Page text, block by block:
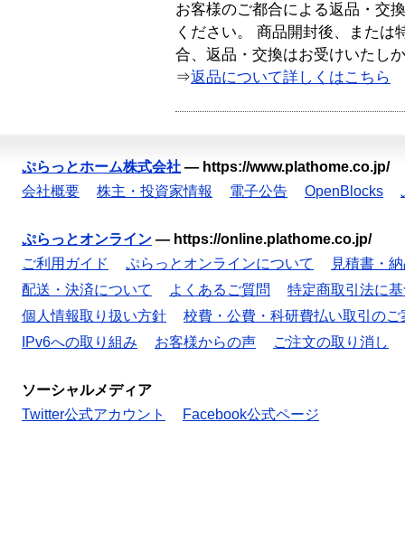
お客様のご都合による返品・交
ください。 商品開封後、または
合、返品・交換はお受けいたし
⇒返品について詳しくはこちら
ぷらっとホーム株式会社 — https://www.plathome.co.jp/
会社概要
株主・投資家情報 電子公告 OpenBlocks
ぷらっとオンライン — https://online.plathome.co.jp/
ご利用ガイド
ぷらっとオンラインについて
見積書・
配送・決済について
よくあるご質問
特定商取引法に
個人情報取り扱い方針
校費・公費・科研費払い取引のご
IPv6への取り組み
お客様からの声 ご注文の取り消し
ソーシャルメディア
Twitter公式アカウント
Facebook公式ページ